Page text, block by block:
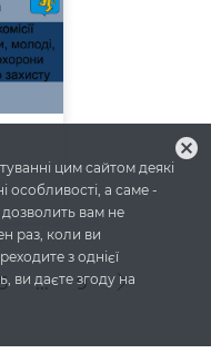
... 9
цим сайтом деякі
особливості, а саме -
вам не
раз, коли ви
з однієї
ви даєте згоду на
cancel